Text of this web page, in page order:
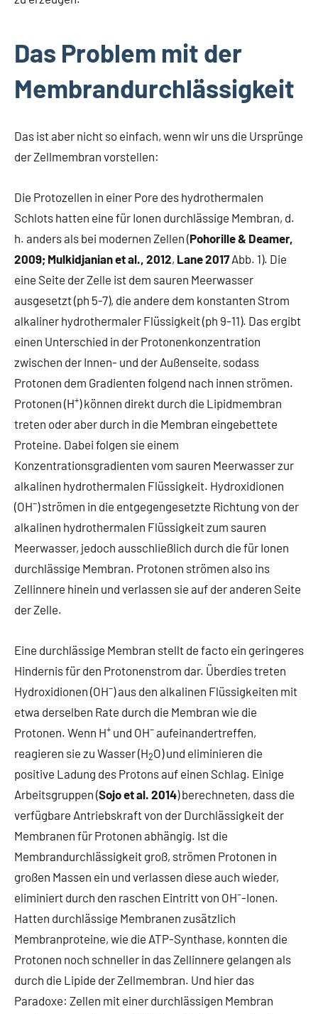
Das Problem mit der
Membrandurchlässigkeit
Das ist aber nicht so einfach, wenn wir uns die Ursprünge
der Zellmembran vorstellen:
Die Protozellen in einer Pore des hydrothermalen
Schlots hatten eine für Ionen durchlässige Membran, d.
h. anders als bei modernen Zellen (Pohorille & Deamer,
2009; Mulkidjanian et al., 2012, Lane2017Abb. 1). Die
eine Seite der Zelle ist dem sauren Meerwasser
ausgesetzt (ph 5-7), die andere dem konstanten Strom
alkaliner hydrothermaler Flüssigkeit (ph 9-11). Das ergibt
einen Unterschied in der Protonenkonzentration
zwischen der Innen- und der Außenseite, sodass
Protonen dem Gradienten folgend nach innen strömen.
Protonen (H+) können direkt durch die Lipidmembran
treten oder aber durch in die Membran eingebettete
Proteine. Dabei folgen sie einem
Konzentrationsgradienten vom sauren Meerwasser zur
alkalinen hydrothermalen Flüssigkeit. Hydroxidionen
(OH−) strömen in die entgegengesetzte Richtung von der
alkalinen hydrothermalen Flüssigkeit zum sauren
Meerwasser, jedoch ausschließlich durch die für Ionen
durchlässige Membran. Protonen strömen also ins
Zellinnere hinein und verlassen sie auf der anderen Seite
der Zelle.
Eine durchlässige Membran stellt de facto ein geringeres
Hindernis für den Protonenstrom dar. Überdies treten
Hydroxidionen (OH−) aus den alkalinen Flüssigkeiten mit
etwa derselben Rate durch die Membran wie die
Protonen. Wenn H+ und OH−aufeinandertreffen,
reagieren sie zu Wasser (H2O) und eliminieren die
positive Ladung des Protons auf einen Schlag. Einige
Arbeitsgruppen (Sojo et al. 2014) berechneten, dass die
verfügbare Antriebskraft von der Durchlässigkeit der
Membranen für Protonen abhängig. Ist die
Membrandurchlässigkeit groß, strömen Protonen in
großen Massen ein und verlassen diese auch wieder,
eliminiert durch den raschen Eintritt von OH–-Ionen.
Hatten durchlässige Membranen zusätzlich
Membranproteine, wie die ATP-Synthase, konnten die
Protonen noch schneller in das Zellinnere gelangen als
durch die Lipide der Zellmembran. Und hier das
Paradoxe: Zellen mit einer durchlässigen Membran